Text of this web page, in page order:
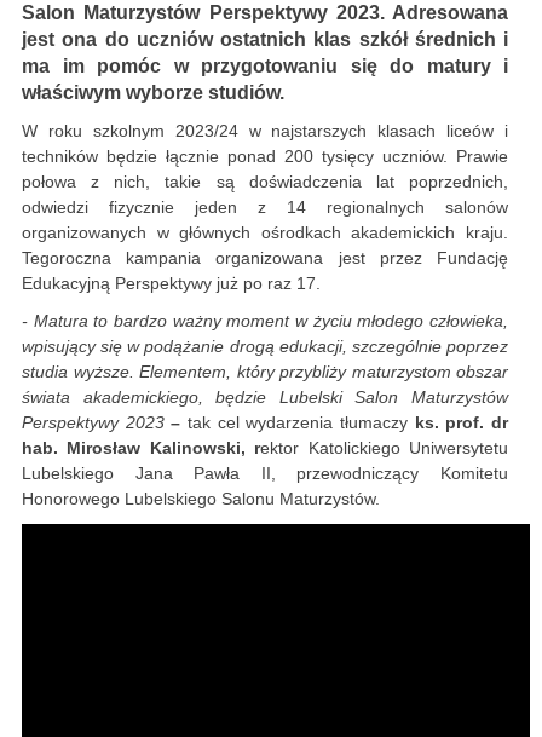
Salon Maturzystów Perspektywy 2023. Adresowana
jest ona do uczniów ostatnich klas szkół średnich i
ma im pomóc w przygotowaniu się do matury i
właściwym wyborze studiów.
W roku szkolnym 2023/24 w najstarszych klasach liceów i
techników będzie łącznie ponad 200 tysięcy uczniów. Prawie
połowa z nich, takie są doświadczenia lat poprzednich,
odwiedzi fizycznie jeden z 14 regionalnych salonów
organizowanych w głównych ośrodkach akademickich kraju.
Tegoroczna kampania organizowana jest przez Fundację
Edukacyjną Perspektywy już po raz 17.
- Matura to bardzo ważny moment w życiu młodego człowieka,
wpisujący się w podążanie drogą edukacji, szczególnie poprzez
studia wyższe. Elementem, który przybliży maturzystom obszar
świata akademickiego, będzie Lubelski Salon Maturzystów
Perspektywy 2023–tak cel wydarzenia tłumaczy ks. prof. dr
hab. Mirosław Kalinowski, rektor Katolickiego Uniwersytetu
Lubelskiego Jana Pawła II, przewodniczący Komitetu
Honorowego Lubelskiego Salonu Maturzystów.